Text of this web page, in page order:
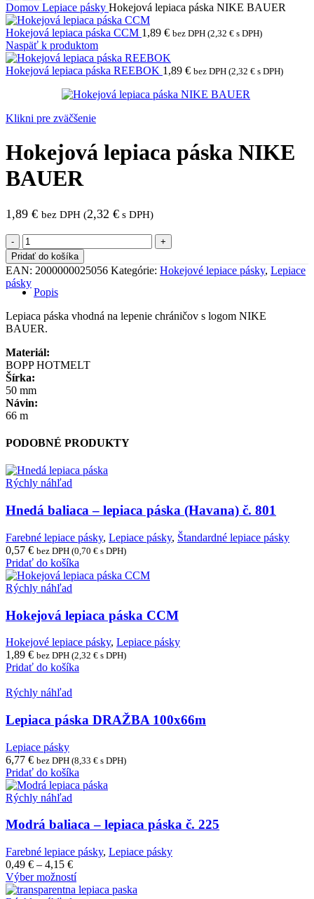
Domov Lepiace pásky Hokejová lepiaca páska NIKE BAUER
Hokejová lepiaca páska CCM 1,89 € bez DPH (2,32 € s DPH)
Naspäť k produktom
Hokejová lepiaca páska REEBOK 1,89 € bez DPH (2,32 € s DPH)
Klikni pre zväčšenie
Hokejová lepiaca páska NIKE
BAUER
1,89 € bez DPH (2,32 € s DPH)
množstvo
Hokejová
lepiaca
páska
NIKE
Pridať do košíka
EAN: 2000000025056 Kategórie: Hokejové lepiace pásky, Lepiace
pásky
Popis
Lepiaca páska vhodná na lepenie chráničov s logom NIKE
BAUER.
Materiál:
BOPP HOTMELT
Šírka:
50 mm
Návin:
66 m
PODOBNÉ PRODUKTY
Rýchly náhľad
Hnedá baliaca – lepiaca páska (Havana) č. 801
Farebné lepiace pásky, Lepiace pásky, Štandardné lepiace pásky
0,57 € bez DPH (0,70 € s DPH)
Pridať do košíka
Rýchly náhľad
Hokejová lepiaca páska CCM
Hokejové lepiace pásky, Lepiace pásky
1,89 € bez DPH (2,32 € s DPH)
Pridať do košíka
Rýchly náhľad
Lepiaca páska DRAŽBA 100x66m
Lepiace pásky
6,77 € bez DPH (8,33 € s DPH)
Pridať do košíka
Rýchly náhľad
Modrá baliaca – lepiaca páska č. 225
Farebné lepiace pásky, Lepiace pásky
0,49 € – 4,15 €Price
range:
0,49 €
Výber možnostíTento
produkt